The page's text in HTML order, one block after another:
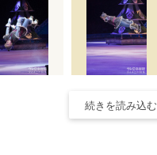
続きを読み込む